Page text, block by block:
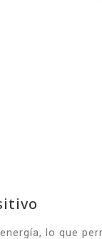
lo que